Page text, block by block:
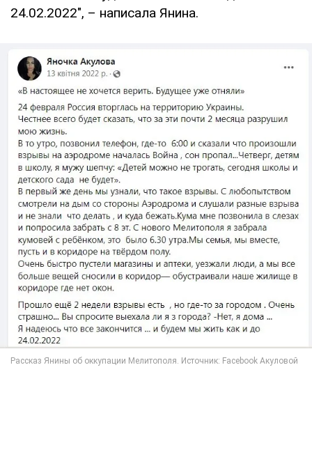
24.02.2022", – написала Янина.